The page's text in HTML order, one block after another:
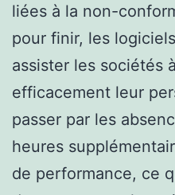
liées à la non-
pour finir, les
assister les sociétés
efficacement leur
passer par les
heures
de performance, ce